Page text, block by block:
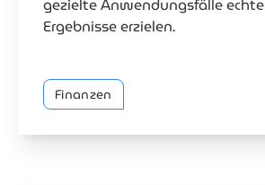
gezielte Anwendungsfälle echte
Ergebnisse erzielen.
Finanzen